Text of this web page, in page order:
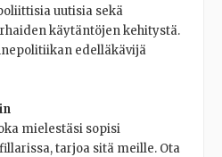
uutisia sekä
käytäntöjen kehitystä.
edelläkävijä
mielestäsi sopisi
tarjoa sitä meille. Ota